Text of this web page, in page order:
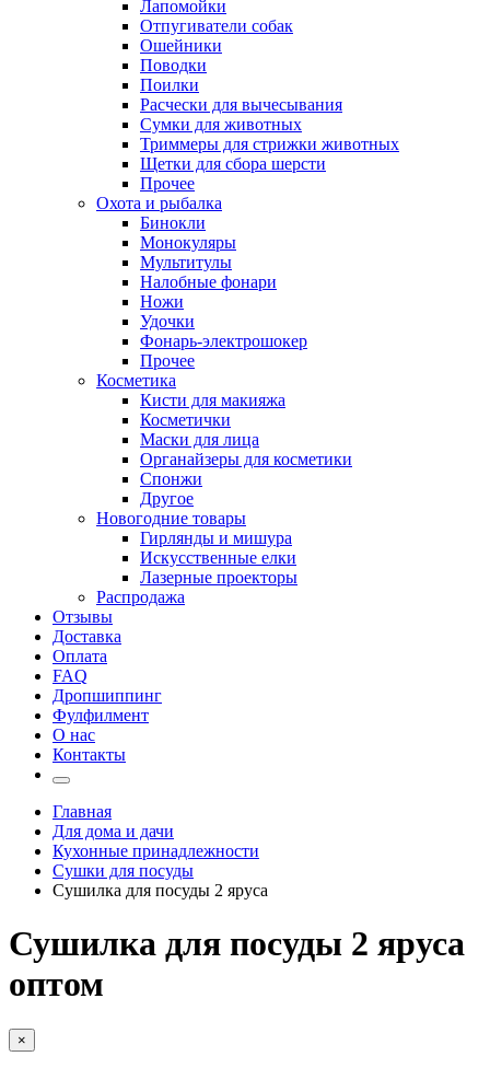
Лапомойки
Отпугиватели собак
Ошейники
Поводки
Поилки
Расчески для вычесывания
Сумки для животных
Триммеры для стрижки животных
Щетки для сбора шерсти
Прочее
Охота и рыбалка
Бинокли
Монокуляры
Мультитулы
Налобные фонари
Ножи
Удочки
Фонарь-электрошокер
Прочее
Косметика
Кисти для макияжа
Косметички
Маски для лица
Органайзеры для косметики
Спонжи
Другое
Новогодние товары
Гирлянды и мишура
Искусственные елки
Лазерные проекторы
Распродажа
Отзывы
Доставка
Оплата
FAQ
Дропшиппинг
Фулфилмент
О нас
Контакты
Главная
Для дома и дачи
Кухонные принадлежности
Сушки для посуды
Сушилка для посуды 2 яруса
Сушилка для посуды 2 яруса
оптом
×